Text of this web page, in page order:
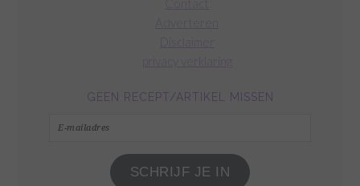
GEEN RECEPT/ARTIKEL MISSEN
SCHRIJF JE IN